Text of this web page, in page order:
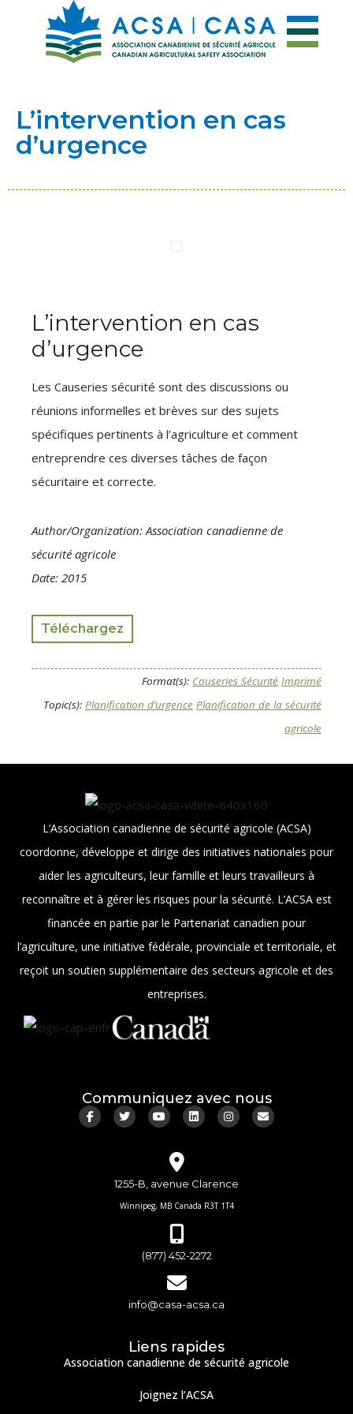
L’intervention en cas
d’urgence
L’intervention en cas
d’urgence
Les Causeries sécurité sont des discussions ou
réunions informelles et brèves sur des sujets
spécifiques pertinents à l’agriculture et comment
entreprendre ces diverses tâches de façon
sécuritaire et correcte.
Author/Organization: Association canadienne de
sécurité agricole
Date: 2015
Téléchargez
Format(s): Causeries Sécurité Imprimé
Topic(s): Planification d’urgence Planification de la sécurité
agricole
L’Association canadienne de sécurité agricole (ACSA)
coordonne, développe et dirige des initiatives nationales pour
aider les agriculteurs, leur famille et leurs travailleurs à
reconnaître et à gérer les risques pour la sécurité. L’ACSA est
financée en partie par le Partenariat canadien pour
l’agriculture, une initiative fédérale, provinciale et territoriale, et
reçoit un soutien supplémentaire des secteurs agricole et des
entreprises.
Communiquez avec nous
1255-B, avenue Clarence
Winnipeg, MB Canada R3T 1T4
(877) 452-2272
info@casa-acsa.ca
Liens rapides
Association canadienne de sécurité agricole
Joignez l’ACSA